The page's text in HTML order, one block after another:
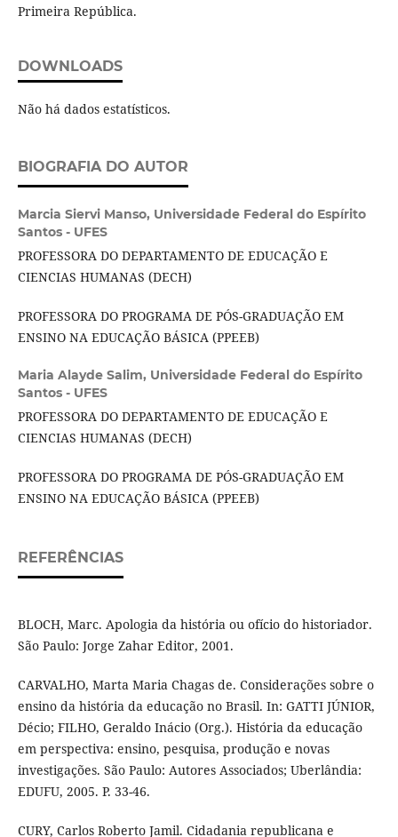
Primeira República.
DOWNLOADS
Não há dados estatísticos.
BIOGRAFIA DO AUTOR
Marcia Siervi Manso, Universidade Federal do Espírito
Santos - UFES
PROFESSORA DO DEPARTAMENTO DE EDUCAÇÃO E
CIENCIAS HUMANAS (DECH)
PROFESSORA DO PROGRAMA DE PÓS-GRADUAÇÃO EM
ENSINO NA EDUCAÇÃO BÁSICA (PPEEB)
Maria Alayde Salim, Universidade Federal do Espírito
Santos - UFES
PROFESSORA DO DEPARTAMENTO DE EDUCAÇÃO E
CIENCIAS HUMANAS (DECH)
PROFESSORA DO PROGRAMA DE PÓS-GRADUAÇÃO EM
ENSINO NA EDUCAÇÃO BÁSICA (PPEEB)
REFERÊNCIAS
BLOCH, Marc. Apologia da história ou ofício do historiador.
São Paulo: Jorge Zahar Editor, 2001.
CARVALHO, Marta Maria Chagas de. Considerações sobre o
ensino da história da educação no Brasil. In: GATTI JÚNIOR,
Décio; FILHO, Geraldo Inácio (Org.). História da educação
em perspectiva: ensino, pesquisa, produção e novas
investigações. São Paulo: Autores Associados; Uberlândia:
EDUFU, 2005. P. 33-46.
CURY, Carlos Roberto Jamil. Cidadania republicana e